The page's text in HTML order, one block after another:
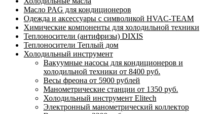
Масло PAG для кондиционеров
Одежда и аксессуары с символикой HVAC-TEAM
Химические компоненты для холодильной техники
Теплоносители (антифризы) DIXIS
Теплоносители Теплый дом
Холодильный инструмент
Вакуумные насосы для кондиционеров и
холодильной техники от 8400 руб.
Весы фреона от 5900 рублей
Манометрические станции от 1350 руб.
Холодильный инструмент Elitech
Электронный манометрический коллектор